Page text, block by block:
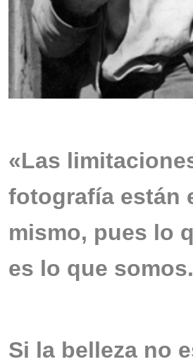
«Las
fotografía están
mismo, pues lo
es lo que somos.
Si la belleza no